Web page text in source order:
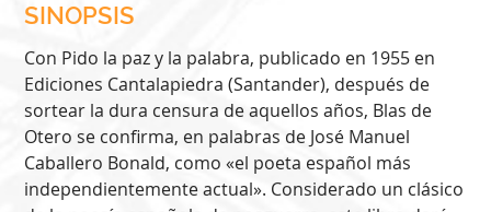
SINOPSIS
Con Pido la paz y la palabra, publicado en 1955 en
Ediciones Cantalapiedra (Santander), después de
sortear la dura censura de aquellos años, Blas de
Otero se confirma, en palabras de José Manuel
Caballero Bonald, como «el poeta español más
independientemente actual». Considerado un clásico